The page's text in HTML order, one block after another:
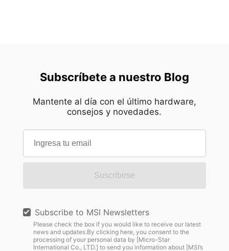
Subscríbete a nuestro Blog
Mantente al día con el último hardware,
consejos y novedades.
Suscribirse
Subscribe to MSI Newsletters
Please check the box if you would like to receive our latest
news and updates.By clicking here, you consent to the
processing of your personal data by [Micro-Star
International Co., LTD.] to send you information about [MSI’s